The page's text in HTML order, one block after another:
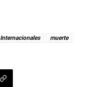
Internacionales
muerte